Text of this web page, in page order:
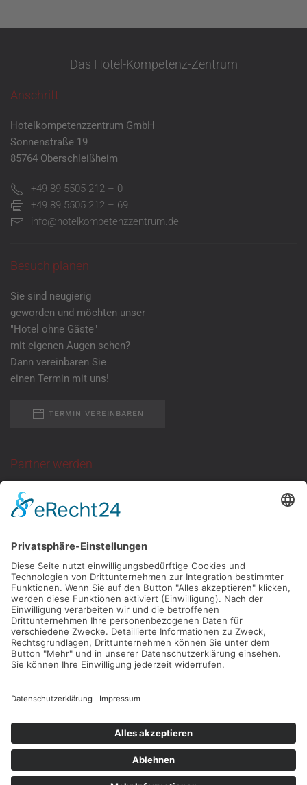
Das Hotel-Kompetenz-Zentrum
Anschrift
Hotelkompetenzzentrum GmbH
Sonnenstraße 19
85764 Oberschleißheim
+49 89 5505 212 – 0
+49 89 5505 212 – 69
info@hotelkompetenzzentrum.de
Besuch planen
Sie sind neugierig
geworden und möchten unser
"Hotel ohne Gäste"
mit eigenen Augen sehen?
Dann vereinbaren Sie
einen Termin mit uns!
TERMIN VEREINBAREN
Partner werden
Sie suchen eine
ganzjährige Anlaufstelle
mit neutraler Atmosphäre?
Dann melden Sie
sich bei uns!
KONTAKT
Kontakt
AGB
Disclaimer